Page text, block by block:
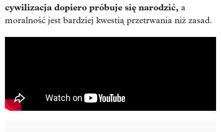
cywilizacja dopiero próbuje się narodzić, a
moralność jest bardziej kwestią przetrwania niż zasad.